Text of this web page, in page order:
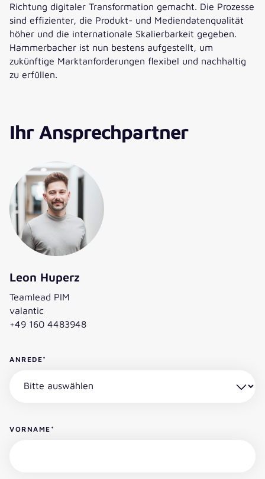
Richtung digitaler Transformation gemacht. Die Prozesse
sind effizienter, die Produkt- und Mediendatenqualität
höher und die internationale Skalierbarkeit gegeben.
Hammerbacher ist nun bestens aufgestellt, um
zukünftige Marktanforderungen flexibel und nachhaltig
zu erfüllen.
Ihr Ansprechpartner
Leon Huperz
Teamlead PIM
valantic
+49 160 4483948
ANREDE*
VORNAME *